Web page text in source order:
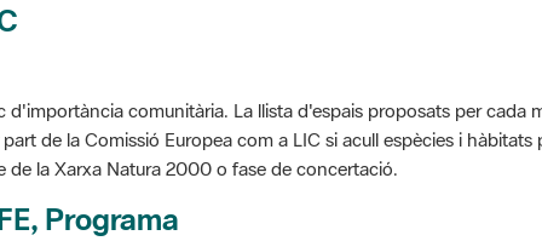
d'importància comunitària. La llista d'espais proposats per cada
de la Comissió Europea com a LIC si acull espècies i
de la Xarxa Natura 2000 o fase de concertació.
Programa